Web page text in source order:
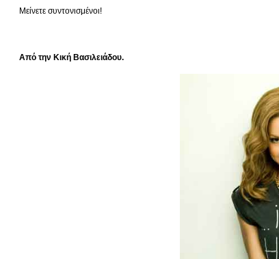
Μείνετε συντονισμένοι!
Από την Κική Βασιλειάδου.